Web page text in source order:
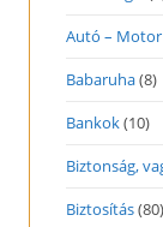
Autó – Motor
Babaruha(8)
Bankok(10)
Biztonság,
Biztosítás(80)